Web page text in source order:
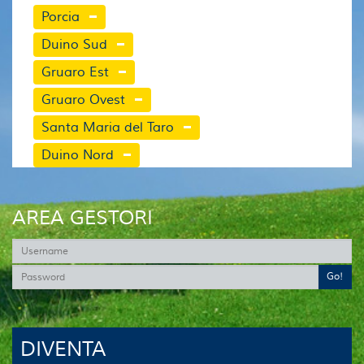
Porcia
Duino Sud
Gruaro Est
Gruaro Ovest
Santa Maria del Taro
Duino Nord
AREA GESTORI
DIVENTA